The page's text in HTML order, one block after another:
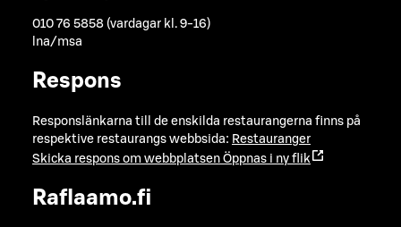
010 76 5858 (vardagar kl. 9-16)
lna/msa
Respons
Responslänkarna till de enskilda restaurangerna finns på
respektive restaurangs webbsida: Restauranger
Skicka respons om webbplatsen Öppnas i ny flik
Raflaamo.fi